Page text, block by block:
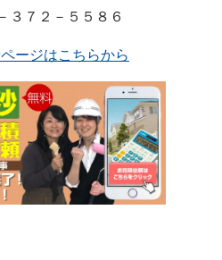
３７２－５５８６
ージはこちらから